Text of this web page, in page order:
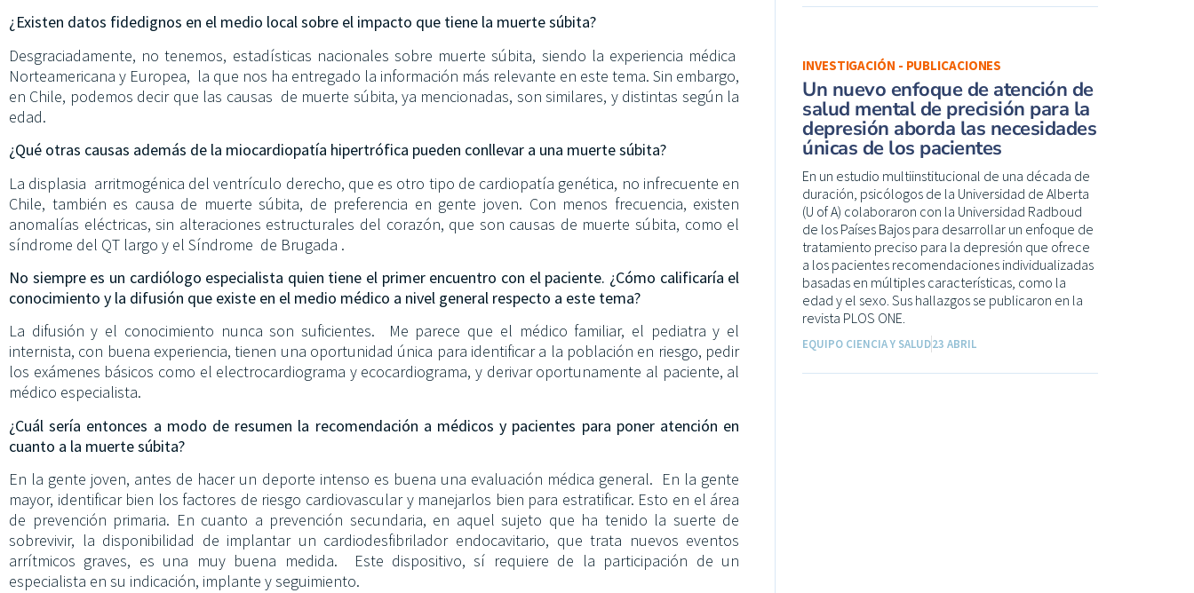
¿Existen datos fidedignos en el medio local sobre el impacto que tiene la muerte súbita?
Desgraciadamente, no tenemos, estadísticas nacionales sobre muerte súbita, siendo la experiencia médica
Norteamericana y Europea, la que nos ha entregado la información más relevante en este tema. Sin embargo,
en Chile, podemos decir que las causas de muerte súbita, ya mencionadas, son similares, y distintas según la
edad.
¿Qué otras causas además de la miocardiopatía hipertrófica pueden conllevar a una muerte súbita?
La displasia arritmogénica del ventrículo derecho, que es otro tipo de cardiopatía genética, no infrecuente en
Chile, también es causa de muerte súbita, de preferencia en gente joven. Con menos frecuencia, existen
anomalías eléctricas, sin alteraciones estructurales del corazón, que son causas de muerte súbita, como el
síndrome del QT largo y el Síndrome de Brugada .
No siempre es un cardiólogo especialista quien tiene el primer encuentro con el paciente. ¿Cómo calificaría el
conocimiento y la difusión que existe en el medio médico a nivel general respecto a este tema?
La difusión y el conocimiento nunca son suficientes. Me parece que el médico familiar, el pediatra y el
internista, con buena experiencia, tienen una oportunidad única para identificar a la población en riesgo, pedir
los exámenes básicos como el electrocardiograma y ecocardiograma, y derivar oportunamente al paciente, al
médico especialista.
¿Cuál sería entonces a modo de resumen la recomendación a médicos y pacientes para poner atención en
cuanto a la muerte súbita?
En la gente joven, antes de hacer un deporte intenso es buena una evaluación médica general. En la gente
mayor, identificar bien los factores de riesgo cardiovascular y manejarlos bien para estratificar. Esto en el área
de prevención primaria. En cuanto a prevención secundaria, en aquel sujeto que ha tenido la suerte de
sobrevivir, la disponibilidad de implantar un cardiodesfibrilador endocavitario, que trata nuevos eventos
arrítmicos graves, es una muy buena medida. Este dispositivo, sí requiere de la participación de un
especialista en su indicación, implante y seguimiento.
INVESTIGACIÓN - PUBLICACIONES
Un nuevo enfoque de atención de
salud mental de precisión para la
depresión aborda las necesidades
únicas de los pacientes
En un estudio multiinstitucional de una década de
duración, psicólogos de la Universidad de Alberta
(U of A) colaboraron con la Universidad Radboud
de los Países Bajos para desarrollar un enfoque de
tratamiento preciso para la depresión que ofrece
a los pacientes recomendaciones individualizadas
basadas en múltiples características, como la
edad y el sexo. Sus hallazgos se publicaron en la
revista PLOS ONE.
EQUIPO CIENCIA Y SALUD23 ABRIL